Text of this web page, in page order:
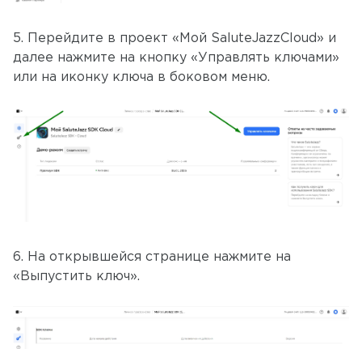
5. Перейдите в проект «Мой SaluteJazzCloud» и
далее нажмите на кнопку «Управлять ключами»
или на иконку ключа в боковом меню.
6. На открывшейся странице нажмите на
«Выпустить ключ».